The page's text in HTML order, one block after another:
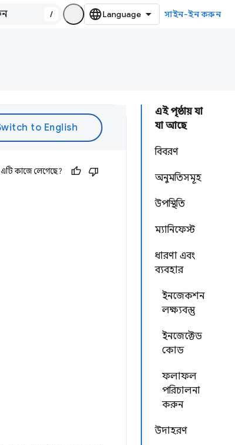
/ সাইন-ইন করুন
এই পৃষ্ঠায় যা
যা আছে
বিবরণ
অনুমতিসমূহ
উপস্থিতি
ম্যানিফেস্ট
ধারণা এবং
ব্যবহার
ইনজেকশন
লক্ষ্যবস্তু
ইনজেক্টেড
কোড
ফলাফল
পরিচালনা
করুন
উদাহরণ
এটি কাজে লেগেছে?